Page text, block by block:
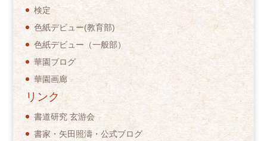
検定
色紙デビュー(教育部)
色紙デビュー（一般部）
華園ブログ
華園画廊
リンク
書道研究 玄游会
書家・矢田照濤・公式ブログ